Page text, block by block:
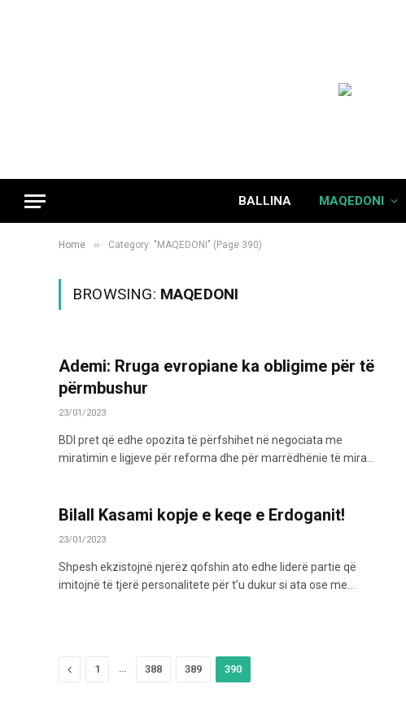
BALLINA MAQEDONI
Home » Category: "MAQEDONI" (Page 390)
BROWSING: MAQEDONI
Ademi: Rruga evropiane ka obligime për të
përmbushur
23/01/2023
BDI pret që edhe opozita të përfshihet në negociata me
miratimin e ligjeve për reforma dhe për marrëdhënie të mira…
Bilall Kasami kopje e keqe e Erdoganit!
23/01/2023
Shpesh ekzistojnë njerëz qofshin ato edhe liderë partie që
imitojnë të tjerë personalitete për t’u dukur si ata ose me…
Previous
1 … 388 389 390